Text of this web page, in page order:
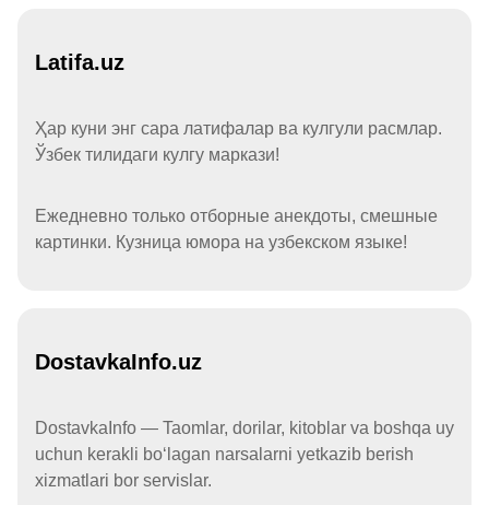
Latifa.uz
Ҳар куни энг сара латифалар ва кулгули расмлар.
Ўзбек тилидаги кулгу маркази!
Ежедневно только отборные анекдоты, смешные
картинки. Кузница юмора на узбекском языке!
DostavkaInfo.uz
DostavkaInfo — Taomlar, dorilar, kitoblar va boshqa uy
uchun kerakli boʻlagan narsalarni yetkazib berish
xizmatlari bor servislar.